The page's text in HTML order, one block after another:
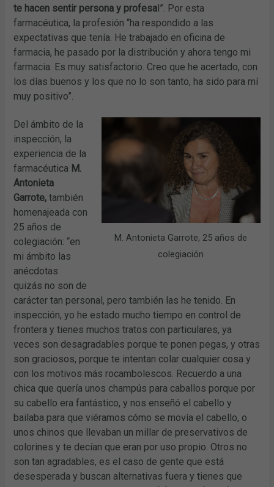
te hacen sentir persona y profesal”. Por esta
farmacéutica, la profesión “ha respondido a las
expectativas que tenía. He trabajado en oficina de
farmacia, he pasado por la distribución y ahora tengo mi
farmacia. Es muy satisfactorio. Creo que he acertado, con
los días buenos y los que no lo son tanto, ha sido para mí
muy positivo”.
M. Antonieta Garrote, 25 años de
colegiación
Del ámbito de la
inspección, la
experiencia de la
farmacéutica M.
Antonieta
Garrote, también
homenajeada con
25 años de
colegiación: “en
mi ámbito las
anécdotas
quizás no son de
carácter tan personal, pero también las he tenido. En
inspección, yo he estado mucho tiempo en control de
frontera y tienes muchos tratos con particulares, ya
veces son desagradables porque te ponen pegas, y otras
son graciosos, porque te intentan colar cualquier cosa y
con los motivos más rocambolescos. Recuerdo a una
chica que quería unos champús para caballos porque por
su cabello era fantástico, y nos enseñó el cabello y
bailaba para que viéramos cómo se movía el cabello, o
unos chinos que llevaban un millar de preservativos de
colorines y te decían que eran por uso propio. Otros no
son tan agradables, es el caso de gente que está
desesperada y buscan alternativas fuera y tienes que